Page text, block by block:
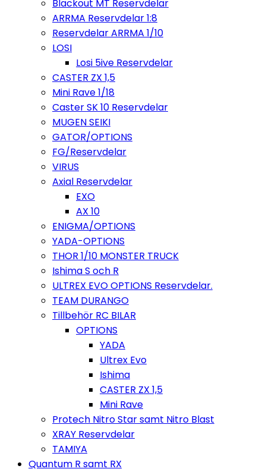
Blackout MT Reservdelar
ARRMA Reservdelar 1:8
Reservdelar ARRMA 1/10
LOSI
Losi 5ive Reservdelar
CASTER ZX 1,5
Mini Rave 1/18
Caster SK 10 Reservdelar
MUGEN SEIKI
GATOR/OPTIONS
FG/Reservdelar
VIRUS
Axial Reservdelar
EXO
AX 10
ENIGMA/OPTIONS
YADA-OPTIONS
THOR 1/10 MONSTER TRUCK
Ishima S och R
ULTREX EVO OPTIONS Reservdelar.
TEAM DURANGO
Tillbehör RC BILAR
OPTIONS
YADA
Ultrex Evo
Ishima
CASTER ZX 1,5
Mini Rave
Protech Nitro Star samt Nitro Blast
XRAY Reservdelar
TAMIYA
Quantum R samt RX